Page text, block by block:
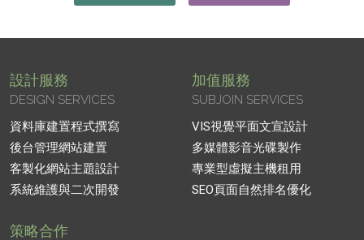
設計服務
DESIGN SERVICES
資料庫建置程式撰寫
後台管理網站建置
客製化網站主題設計
系統維護與二次開發
加值服務
SUBJOIN SERVICES
VIS視覺平面文宣設計
多媒體影音光碟製作
專業型虛擬主機租用
SEO頁面自然排名優化
策略合作